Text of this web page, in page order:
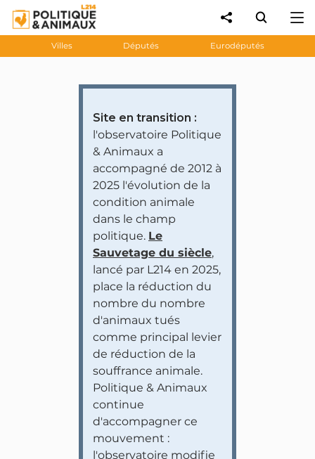
Villes Députés Eurodéputés
Site en transition :
l'observatoire Politique
& Animaux a
accompagné de 2012 à
2025 l'évolution de la
condition animale
dans le champ
politique. Le
Sauvetage du siècle,
lancé par L214 en 2025,
place la réduction du
nombre du nombre
d'animaux tués
comme principal levier
de réduction de la
souffrance animale.
Politique & Animaux
continue
d'accompagner ce
mouvement :
l'observatoire modifie